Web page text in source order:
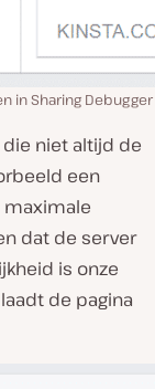
in Sharing
niet altijd de
een
maximale
dat de server
is onze
de pagina